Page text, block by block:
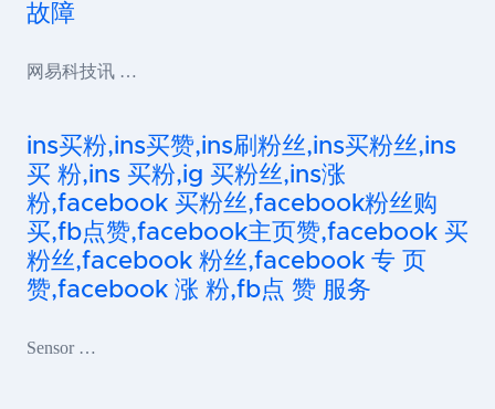
故障
网易科技讯 …
ins买粉,ins买赞,ins刷粉丝,ins买粉丝,ins
买 粉,ins 买粉,ig 买粉丝,ins涨
粉,facebook 买粉丝,facebook粉丝购
买,fb点赞,facebook主页赞,facebook 买
粉丝,facebook 粉丝,facebook 专 页
赞,facebook 涨 粉,fb点 赞 服务
Sensor …